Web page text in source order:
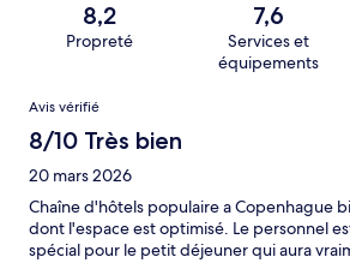
8,2
Propreté
7,6
Services et
équipements
Avis
Avis vérifié
8/10 Très bien
20 mars 2026
Chaîne d'hôtels populaire a Copenhague
dont l'espace est optimisé. Le personnel
spécial pour le petit déjeuner qui aura